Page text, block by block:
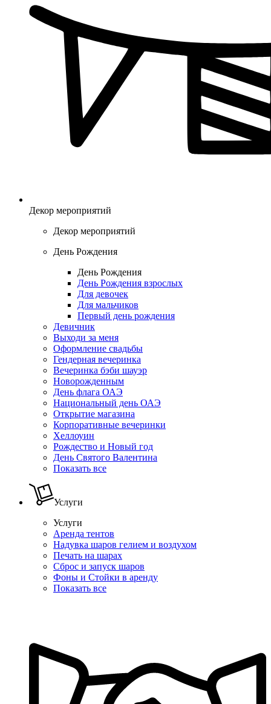
Декор мероприятий
Декор мероприятий
День Рождения
День Рождения
День Рождения взрослых
Для девочек
Для мальчиков
Первый день рождения
Девичник
Выходи за меня
Оформление свадьбы
Гендерная вечеринка
Вечеринка бэби шауэр
Новорожденным
День флага ОАЭ
Национальный день ОАЭ
Открытие магазина
Корпоративные вечеринки
Хеллоуин
Рождество и Новый год
День Святого Валентина
Показать все
Услуги
Услуги
Аренда тентов
Надувка шаров гелием и воздухом
Печать на шарах
Сброс и запуск шаров
Фоны и Стойки в аренду
Показать все